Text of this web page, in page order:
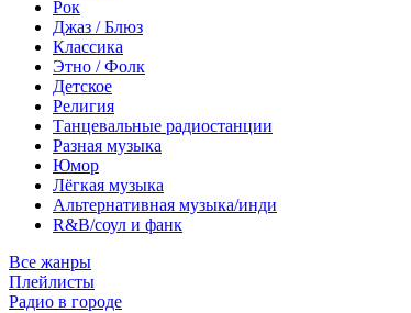
Рок
Джаз / Блюз
Классика
Этно / Фолк
Детское
Религия
Танцевальные радиостанции
Разная музыка
Юмор
Лёгкая музыка
Альтернативная музыка/инди
R&B/cоул и фанк
Все жанры
Плейлисты
Радио в городе